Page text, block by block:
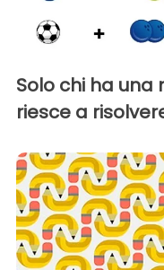
Solo chi ha
riesce a